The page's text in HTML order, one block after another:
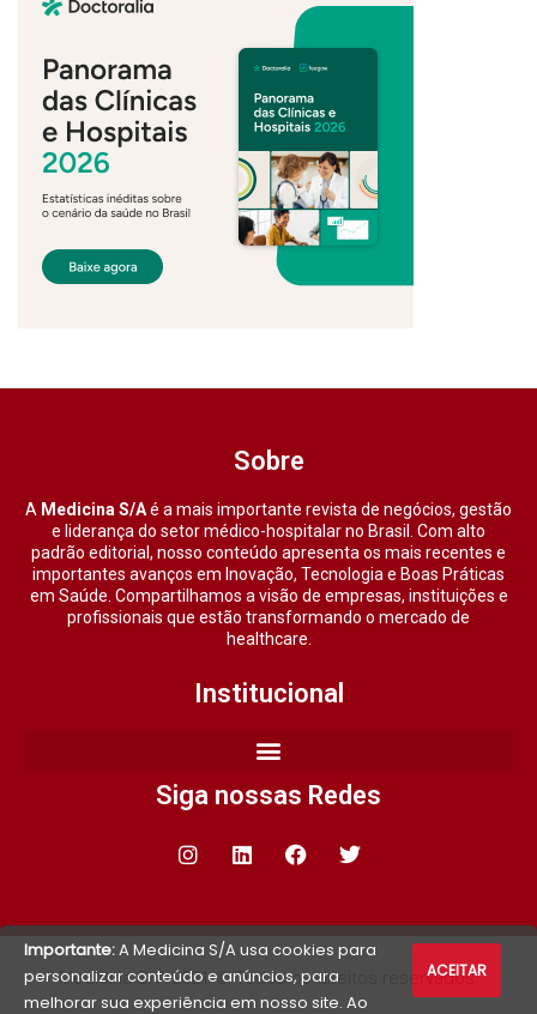
Sobre
A Medicina S/Aé a mais importante revista de negócios, gestão
e liderança do setor médico-hospitalar no Brasil. Com alto
padrão editorial, nosso conteúdo apresenta os mais recentes e
importantes avanços em Inovação, Tecnologia e Boas Práticas
em Saúde. Compartilhamos a visão de empresas, instituições e
profissionais que estão transformando o mercado de
healthcare.
Institucional
Siga nossas Redes
Medicina S/A 2021 © Todos os direitos reservados.
Importante:A Medicina S/A usa cookies para
personalizar conteúdo e anúncios, para
melhorar sua experiência em nosso site. Ao
ACEITAR